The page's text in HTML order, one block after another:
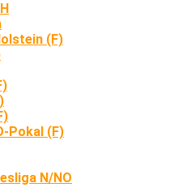
(F)
Pokal (F)
N/NO